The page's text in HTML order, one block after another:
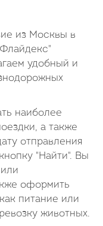
из Москвы в
удобный и
наиболее
а также
отправления
"Найти". Вы
оформить
питание или
животных.
9 10
11
16 17
18
23
31